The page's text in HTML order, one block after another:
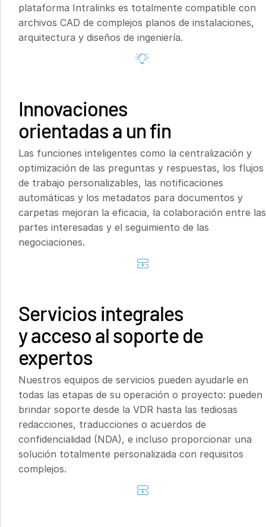
plataforma Intralinks es totalmente compatible con
archivos CAD de complejos planos de instalaciones,
arquitectura y diseños de ingeniería.
Innovaciones
orientadas a un fin
Las funciones inteligentes como la centralización y
optimización de las preguntas y respuestas, los flujos
de trabajo personalizables, las notificaciones
automáticas y los metadatos para documentos y
carpetas mejoran la eficacia, la colaboración entre las
partes interesadas y el seguimiento de las
negociaciones.
Servicios integrales
y acceso al soporte de
expertos
Nuestros equipos de servicios pueden ayudarle en
todas las etapas de su operación o proyecto: pueden
brindar soporte desde la VDR hasta las tediosas
redacciones, traducciones o acuerdos de
confidencialidad (NDA), e incluso proporcionar una
solución totalmente personalizada con requisitos
complejos.